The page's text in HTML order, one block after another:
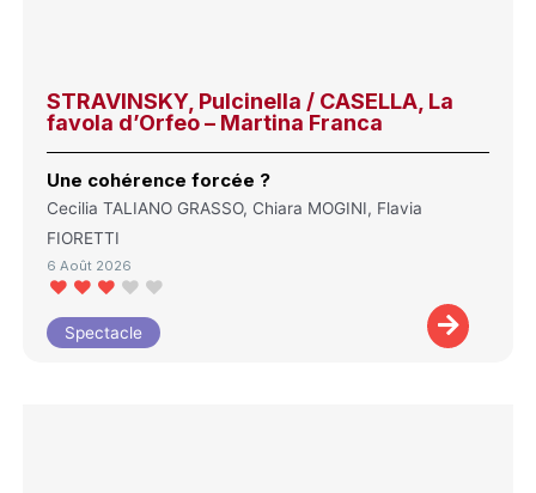
STRAVINSKY, Pulcinella / CASELLA, La
favola d’Orfeo – Martina Franca
Une cohérence forcée ?
Cecilia TALIANO GRASSO, Chiara MOGINI, Flavia
FIORETTI
6 Août 2026
Spectacle